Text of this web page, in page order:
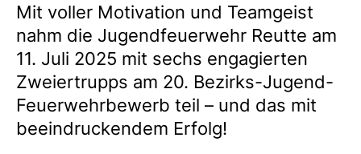
Mit voller Motivation und Teamgeist
nahm die Jugendfeuerwehr Reutte am
11. Juli 2025 mit sechs engagierten
Zweiertrupps am 20. Bezirks-Jugend-
Feuerwehrbewerb teil – und das mit
beeindruckendem Erfolg!